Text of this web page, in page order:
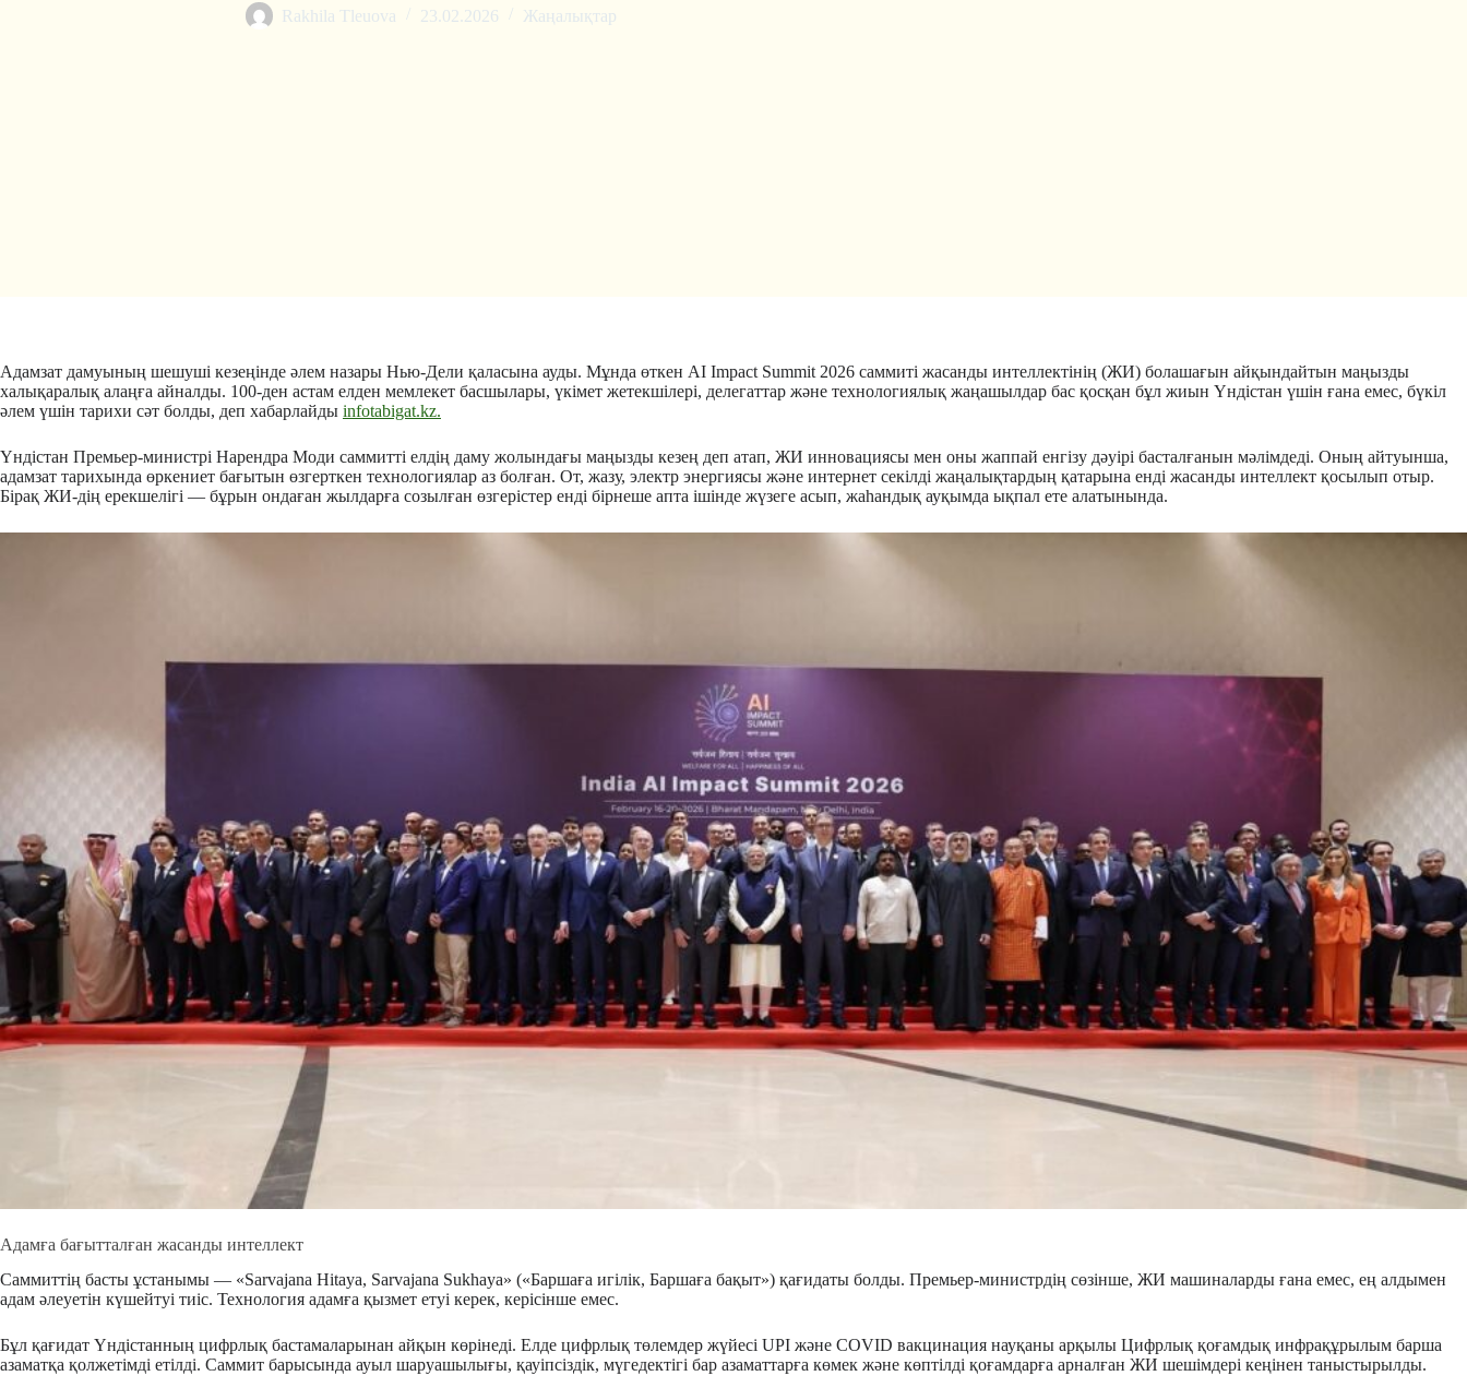
Rakhila Tleuova 23.02.2026 Жаңалықтар
Адамзат дамуының шешуші кезеңінде әлем назары Нью-Дели қаласына ауды. Мұнда өткен AI Impact Summit 2026 саммиті жасанды интеллектінің (ЖИ) болашағын айқындайтын маңызды
халықаралық алаңға айналды. 100-ден астам елден мемлекет басшылары, үкімет жетекшілері, делегаттар және технологиялық жаңашылдар бас қосқан бұл жиын Үндістан үшін ғана емес, бүкіл
әлем үшін тарихи сәт болды, деп хабарлайды infotabigat.kz.
Үндістан Премьер-министрі Нарендра Моди саммитті елдің даму жолындағы маңызды кезең деп атап, ЖИ инновациясы мен оны жаппай енгізу дәуірі басталғанын мәлімдеді. Оның айтуынша,
адамзат тарихында өркениет бағытын өзгерткен технологиялар аз болған. От, жазу, электр энергиясы және интернет секілді жаңалықтардың қатарына енді жасанды интеллект қосылып отыр.
Бірақ ЖИ-дің ерекшелігі — бұрын ондаған жылдарға созылған өзгерістер енді бірнеше апта ішінде жүзеге асып, жаһандық ауқымда ықпал ете алатынында.
Адамға бағытталған жасанды интеллект
Саммиттің басты ұстанымы — «Sarvajana Hitaya, Sarvajana Sukhaya» («Баршаға игілік, Баршаға бақыт») қағидаты болды. Премьер-министрдің сөзінше, ЖИ машиналарды ғана емес, ең алдымен
адам әлеуетін күшейтуі тиіс. Технология адамға қызмет етуі керек, керісінше емес.
Бұл қағидат Үндістанның цифрлық бастамаларынан айқын көрінеді. Елде цифрлық төлемдер жүйесі UPI және COVID вакцинация науқаны арқылы Цифрлық қоғамдық инфрақұрылым барша
азаматқа қолжетімді етілді. Саммит барысында ауыл шаруашылығы, қауіпсіздік, мүгедектігі бар азаматтарға көмек және көптілді қоғамдарға арналған ЖИ шешімдері кеңінен таныстырылды.